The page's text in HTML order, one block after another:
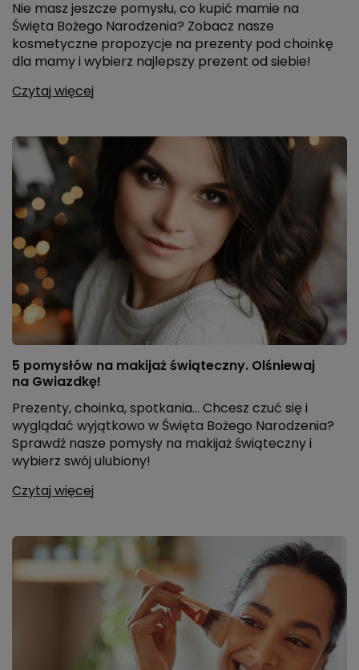
Nie masz jeszcze pomysłu, co kupić mamie na
Święta Bożego Narodzenia? Zobacz nasze
kosmetyczne propozycje na prezenty pod choinkę
dla mamy i wybierz najlepszy prezent od siebie!
Czytaj więcej
5 pomysłów na makijaż świąteczny. Olśniewaj
na Gwiazdkę!
Prezenty, choinka, spotkania... Chcesz czuć się i
wyglądać wyjątkowo w Święta Bożego Narodzenia?
Sprawdź nasze pomysły na makijaż świąteczny i
wybierz swój ulubiony!
Czytaj więcej